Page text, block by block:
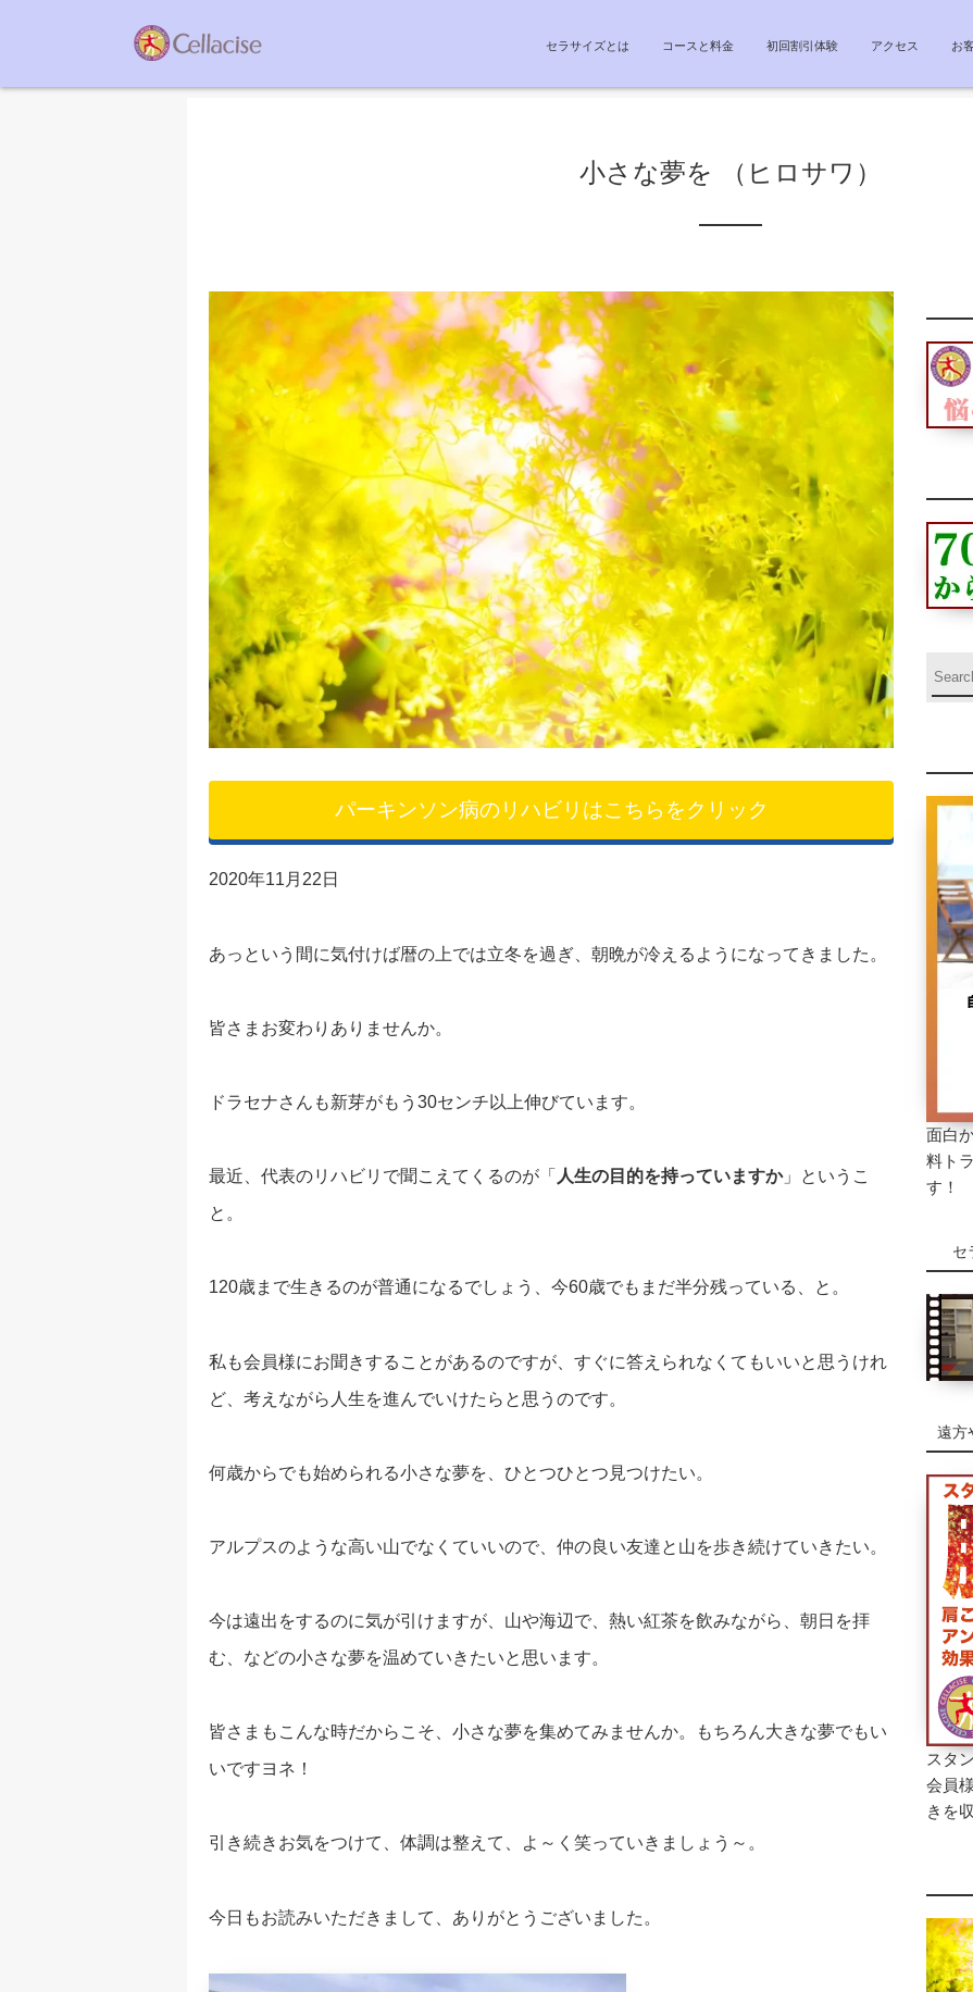
セラサイズとは コースと料金 初回割引体験 アクセス お
小さな夢を （ヒロサワ）
パーキンソン病のリハビリはこちらをクリック
2020年11月22日
あっという間に気付けば暦の上では立冬を過ぎ、朝晩が冷えるようになってきました。
皆さまお変わりありませんか。
ドラセナさんも新芽がもう30センチ以上伸びています。
最近、代表のリハビリで聞こえてくるのが「 人生の目的を持っていますか」というこ
と。
120歳まで生きるのが普通になるでしょう、今60歳でもまだ半分残っている、と。
私も会員様にお聞きすることがあるのですが、すぐに答えられなくてもいいと思うけれ
ど、考えながら人生を進んでいけたらと思うのです。
何歳からでも始められる小さな夢を、ひとつひとつ見つけたい。
アルプスのような高い山でなくていいので、仲の良い友達と山を歩き続けていきたい。
今は遠出をするのに気が引けますが、山や海辺で、熱い紅茶を飲みながら、朝日を拝
む、などの小さな夢を温めていきたいと思います。
皆さまもこんな時だからこそ、小さな夢を集めてみませんか。もちろん大きな夢でもい
いですヨネ！
引き続きお気をつけて、体調は整えて、よ～く笑っていきましょう～。
今日もお読みいただきまして、ありがとうございました。
面白
料ト
す！
セ
遠方
スタ
会員
きを